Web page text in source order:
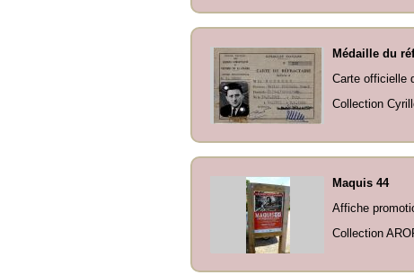
Médaille du
Carte officielle
Collection
Maquis 44
Affiche
Collection